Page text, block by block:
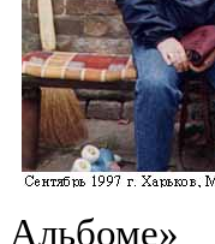
Альбоме»